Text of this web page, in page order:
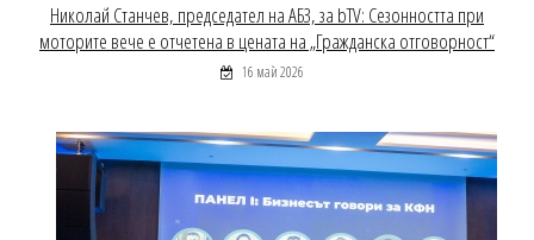
Николай Станчев, председател на АБЗ, за bTV: Сезонността при
моторите вече е отчетена в цената на „Гражданска отговорност“
16 май 2026